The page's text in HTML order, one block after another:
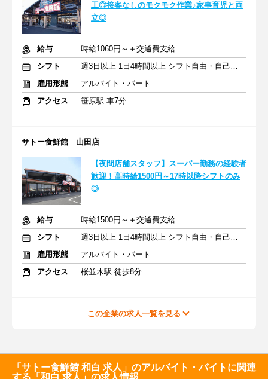
工◎接客なしのモクモク作業♪家事育児と両
立◎
給与
時給1060円～＋交通費支給
シフト
週3日以上 1日4時間以上 シフト自由・自己申告
雇用形態
アルバイト・パート
アクセス
笹原駅 車7分
サトー食鮮館 山田店
【夜間店舗スタッフ】スーパー勤務の経験者
歓迎！高時給1500円～17時以降シフトのみ
◎
給与
時給1500円～＋交通費支給
シフト
週3日以上 1日4時間以上 シフト自由・自己申告
雇用形態
アルバイト・パート
アクセス
桜並木駅 徒歩8分
この企業の求人一覧を見る
「サトー食鮮館 和白 求人」のアルバイト・バイトに関連
する「和白 求人」の求人情報